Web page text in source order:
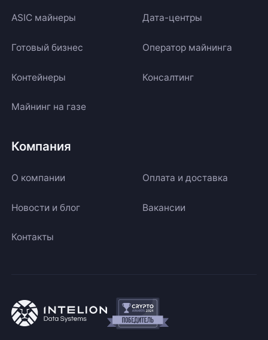
ASIC майнеры
Готовый бизнес
Контейнеры
Майнинг на газе
Дата-центры
Оператор майнинга
Консалтинг
Компания
О компании Оплата и доставка
Новости и блог Вакансии
Контакты